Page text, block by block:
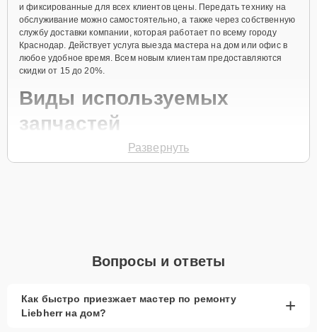
и фиксированные для всех клиентов цены. Передать технику на
обслуживание можно самостоятельно, а также через собственную
службу доставки компании, которая работает по всему городу
Краснодар. Действует услуга выезда мастера на дом или офис в
любое удобное время. Всем новым клиентам предоставляются
скидки от 15 до 20%.
Виды используемых
запчастей
Для ремонта морозильной камеры модели IG 956 предлагаются
активное использование устройства дольше
запчастей.
При наличии планов в скором времени заменить
Развернуть
Вопросы и ответы
Как быстро приезжает мастер по ремонту
Liebherr на дом?
+